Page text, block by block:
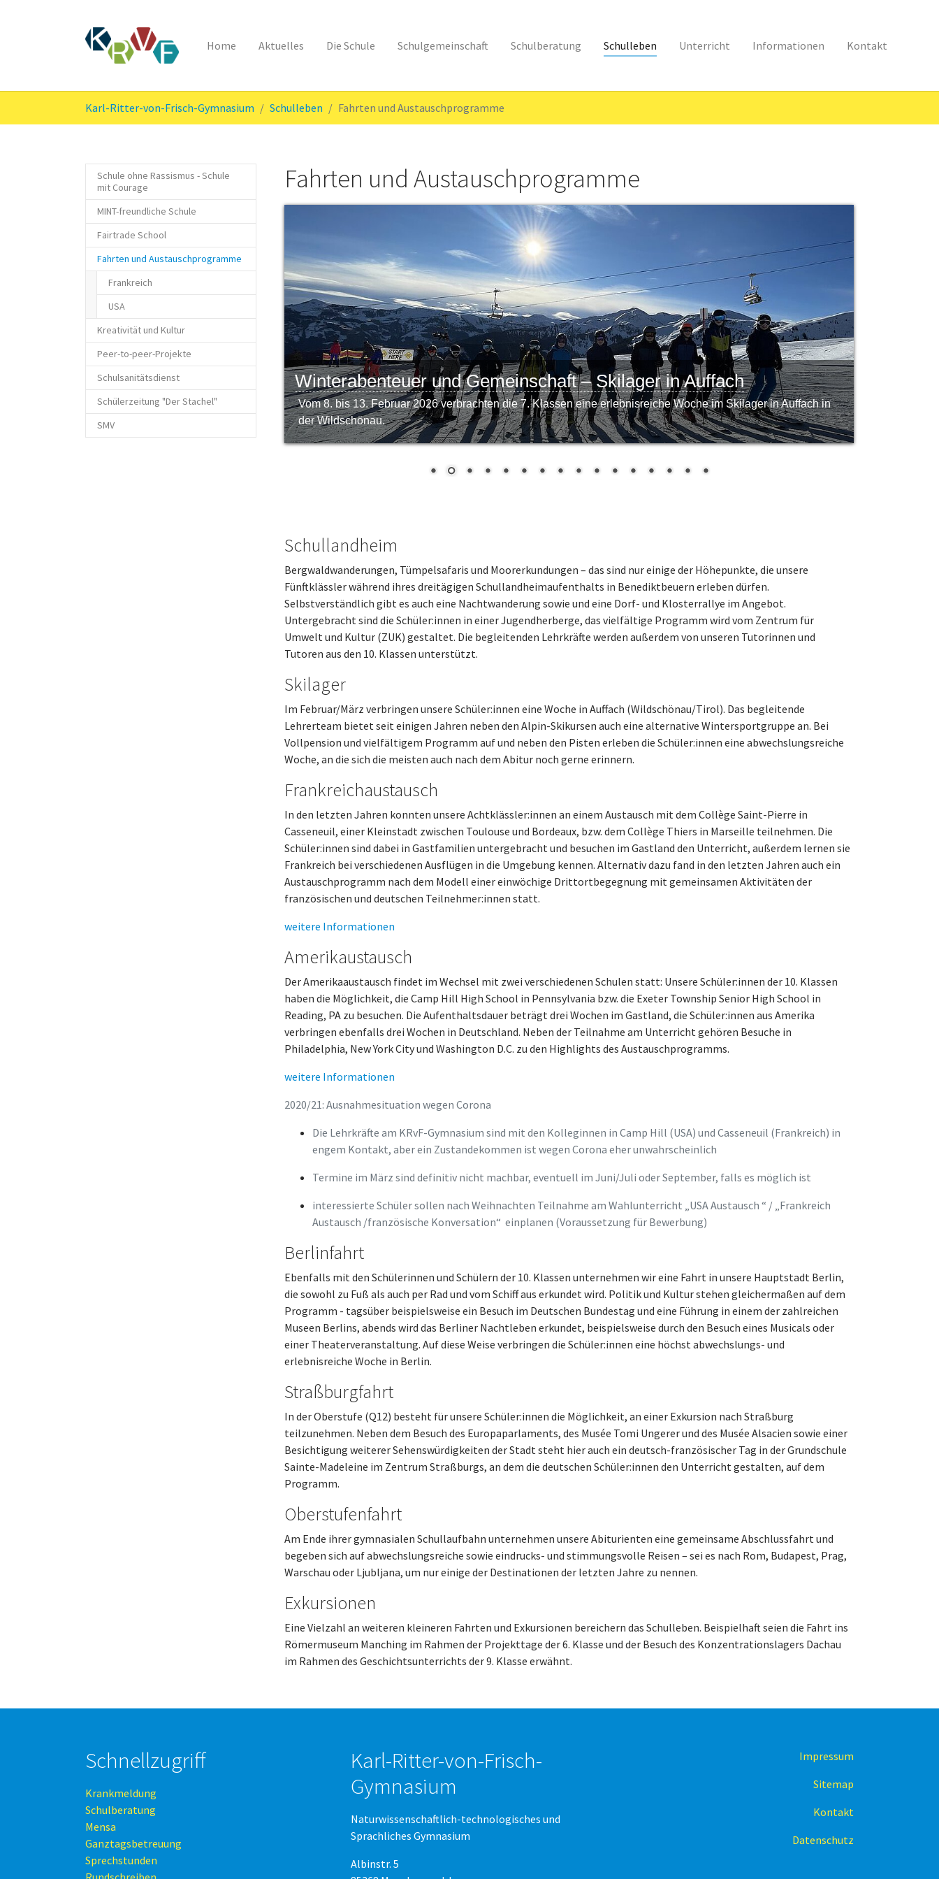
Home Aktuelles Die Schule Schulgemeinschaft Schulberatung Schulleben Unterricht Informationen Kontakt
Karl-Ritter-von-Frisch-Gymnasium Schulleben Fahrten und Austauschprogramme
Schule ohne Rassismus - Schule
mit Courage
MINT-freundliche Schule
Fairtrade School
Fahrten und Austauschprogramme
Frankreich
USA
Kreativität und Kultur
Peer-to-peer-Projekte
Schulsanitätsdienst
Schülerzeitung "Der Stachel"
SMV
Fahrten und Austauschprogramme
Winterabenteuer und Gemeinschaft – Skilager in Auffach
Vom 8. bis 13. Februar 2026 verbrachten die 7. Klassen eine erlebnisreiche Woche im Skilager in Auffach in
der Wildschönau.
Schullandheim
Bergwaldwanderungen, Tümpelsafaris und Moorerkundungen – das sind nur einige der Höhepunkte, die unsere
Fünftklässler während ihres dreitägigen Schullandheimaufenthalts in Benediktbeuern erleben dürfen.
Selbstverständlich gibt es auch eine Nachtwanderung sowie und eine Dorf- und Klosterrallye im Angebot.
Untergebracht sind die Schüler:innen in einer Jugendherberge, das vielfältige Programm wird vom Zentrum für
Umwelt und Kultur (ZUK) gestaltet. Die begleitenden Lehrkräfte werden außerdem von unseren Tutorinnen und
Tutoren aus den 10. Klassen unterstützt.
Skilager
Im Februar/März verbringen unsere Schüler:innen eine Woche in Auffach (Wildschönau/Tirol). Das begleitende
Lehrerteam bietet seit einigen Jahren neben den Alpin-Skikursen auch eine alternative Wintersportgruppe an. Bei
Vollpension und vielfältigem Programm auf und neben den Pisten erleben die Schüler:innen eine abwechslungsreiche
Woche, an die sich die meisten auch nach dem Abitur noch gerne erinnern.
Frankreichaustausch
In den letzten Jahren konnten unsere Achtklässler:innen an einem Austausch mit dem Collège Saint-Pierre in
Casseneuil, einer Kleinstadt zwischen Toulouse und Bordeaux, bzw. dem Collège Thiers in Marseille teilnehmen. Die
Schüler:innen sind dabei in Gastfamilien untergebracht und besuchen im Gastland den Unterricht, außerdem lernen sie
Frankreich bei verschiedenen Ausflügen in die Umgebung kennen. Alternativ dazu fand in den letzten Jahren auch ein
Austauschprogramm nach dem Modell einer einwöchige Drittortbegegnung mit gemeinsamen Aktivitäten der
französischen und deutschen Teilnehmer:innen statt.
weitere Informationen
Amerikaustausch
Der Amerikaaustausch findet im Wechsel mit zwei verschiedenen Schulen statt: Unsere Schüler:innen der 10. Klassen
haben die Möglichkeit, die Camp Hill High School in Pennsylvania bzw. die Exeter Township Senior High School in
Reading, PA zu besuchen. Die Aufenthaltsdauer beträgt drei Wochen im Gastland, die Schüler:innen aus Amerika
verbringen ebenfalls drei Wochen in Deutschland. Neben der Teilnahme am Unterricht gehören Besuche in
Philadelphia, New York City und Washington D.C. zu den Highlights des Austauschprogramms.
weitere Informationen
2020/21: Ausnahmesituation wegen Corona
Die Lehrkräfte am KRvF-Gymnasium sind mit den Kolleginnen in Camp Hill (USA) und Casseneuil (Frankreich) in
engem Kontakt, aber ein Zustandekommen ist wegen Corona eher unwahrscheinlich
Termine im März sind definitiv nicht machbar, eventuell im Juni/Juli oder September, falls es möglich ist
interessierte Schüler sollen nach Weihnachten Teilnahme am Wahlunterricht „USA Austausch “ / „Frankreich
Austausch /französische Konversation“ einplanen (Voraussetzung für Bewerbung)
Berlinfahrt
Ebenfalls mit den Schülerinnen und Schülern der 10. Klassen unternehmen wir eine Fahrt in unsere Hauptstadt Berlin,
die sowohl zu Fuß als auch per Rad und vom Schiff aus erkundet wird. Politik und Kultur stehen gleichermaßen auf dem
Programm - tagsüber beispielsweise ein Besuch im Deutschen Bundestag und eine Führung in einem der zahlreichen
Museen Berlins, abends wird das Berliner Nachtleben erkundet, beispielsweise durch den Besuch eines Musicals oder
einer Theaterveranstaltung. Auf diese Weise verbringen die Schüler:innen eine höchst abwechslungs- und
erlebnisreiche Woche in Berlin.
Straßburgfahrt
In der Oberstufe (Q12) besteht für unsere Schüler:innen die Möglichkeit, an einer Exkursion nach Straßburg
teilzunehmen. Neben dem Besuch des Europaparlaments, des Musée Tomi Ungerer und des Musée Alsacien sowie einer
Besichtigung weiterer Sehenswürdigkeiten der Stadt steht hier auch ein deutsch-französischer Tag in der Grundschule
Sainte-Madeleine im Zentrum Straßburgs, an dem die deutschen Schüler:innen den Unterricht gestalten, auf dem
Programm.
Oberstufenfahrt
Am Ende ihrer gymnasialen Schullaufbahn unternehmen unsere Abiturienten eine gemeinsame Abschlussfahrt und
begeben sich auf abwechslungsreiche sowie eindrucks- und stimmungsvolle Reisen – sei es nach Rom, Budapest, Prag,
Warschau oder Ljubljana, um nur einige der Destinationen der letzten Jahre zu nennen.
Exkursionen
Eine Vielzahl an weiteren kleineren Fahrten und Exkursionen bereichern das Schulleben. Beispielhaft seien die Fahrt ins
Römermuseum Manching im Rahmen der Projekttage der 6. Klasse und der Besuch des Konzentrationslagers Dachau
im Rahmen des Geschichtsunterrichts der 9. Klasse erwähnt.
Schnellzugriff
Krankmeldung
Schulberatung
Mensa
Ganztagsbetreuung
Sprechstunden
Karl-Ritter-von-Frisch-
Gymnasium
Naturwissenschaftlich-technologisches und
Sprachliches Gymnasium
Albinstr. 5
Impressum
Sitemap
Kontakt
Datenschutz